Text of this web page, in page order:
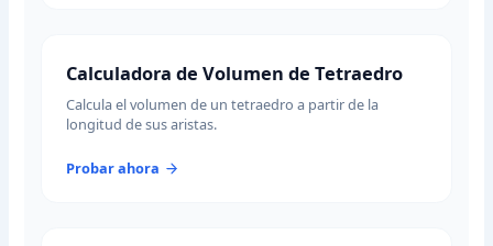
Calculadora de Volumen de Tetraedro
Calcula el volumen de un tetraedro a partir de la
longitud de sus aristas.
Probar ahora